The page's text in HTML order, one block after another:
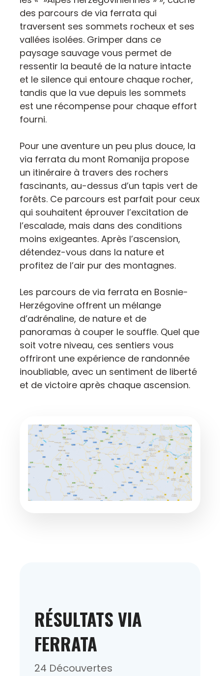
des parcours de via ferrata qui
traversent ses sommets rocheux et ses
vallées isolées. Grimper dans ce
paysage sauvage vous permet de
ressentir la beauté de la nature intacte
et le silence qui entoure chaque rocher,
tandis que la vue depuis les sommets
est une récompense pour chaque effort
fourni.
Pour une aventure un peu plus douce, la
via ferrata du mont Romanija propose
un itinéraire à travers des rochers
fascinants, au-dessus d’un tapis vert de
forêts. Ce parcours est parfait pour ceux
qui souhaitent éprouver l’excitation de
l’escalade, mais dans des conditions
moins exigeantes. Après l’ascension,
détendez-vous dans la nature et
profitez de l’air pur des montagnes.
Les parcours de via ferrata en Bosnie-
Herzégovine offrent un mélange
d’adrénaline, de nature et de
panoramas à couper le souffle. Quel que
soit votre niveau, ces sentiers vous
offriront une expérience de randonnée
inoubliable, avec un sentiment de liberté
et de victoire après chaque ascension.
RÉSULTATS VIA
FERRATA
24 Découvertes